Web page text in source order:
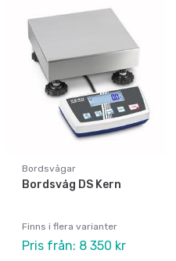
Bordsvågar
Bordsvåg DS Kern
Finns i flera varianter
Pris från: 8 350 kr